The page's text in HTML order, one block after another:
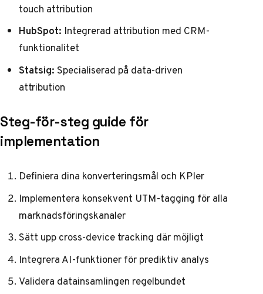
touch attribution
HubSpot: Integrerad attribution med CRM-
funktionalitet
Statsig:Specialiserad på data-driven
attribution
Steg-för-steg guide för
implementation
Definiera dina konverteringsmål och KPIer
Implementera konsekvent UTM-tagging för alla
marknadsföringskanaler
Sätt upp cross-device tracking där möjligt
Integrera AI-funktioner för prediktiv analys
Validera datainsamlingen regelbundet